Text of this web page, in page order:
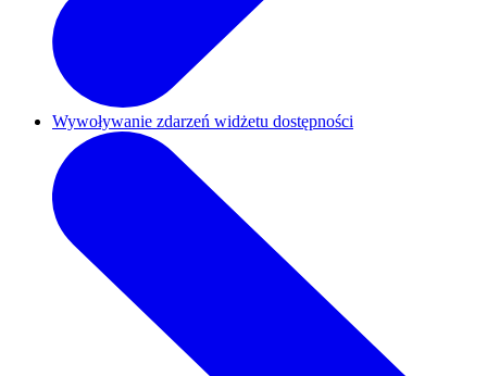
Wywoływanie zdarzeń widżetu dostępności